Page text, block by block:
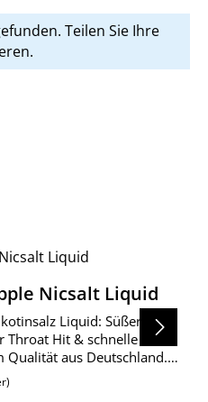
Teilen Sie Ihre
Nicsalt Liquid
Liquid: Süßer Apfel
Throat Hit & schnelle
aus Deutschland.